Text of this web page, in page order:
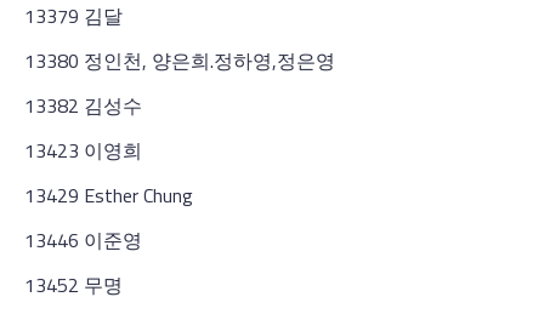
13379 김달
13380 정인천, 양은희.정하영,정은영
13382 김성수
13423 이영희
13429 Esther Chung
13446 이준영
13452 무명